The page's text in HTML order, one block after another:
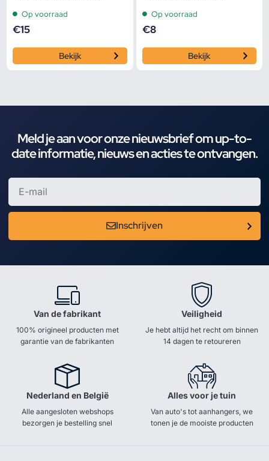
Op voorraad
€15
Bekijk
Op voorraad
€8
Bekijk
Meld je aan voor onze nieuwsbrief om up-to-
date informatie, nieuws en acties te ontvangen.
Inschrijven
Van de fabrikant
100% origineel producten met
garantie van de fabrikanten
Veiligheid
Je hebt altijd het recht om binnen
14 dagen te retoureren
Nederland en België
Alle aangesloten webshops
bezorgen je bestelling snel
Alles voor je tuin
Van auto's tot aanhangers, we
tonen je de mooiste producten